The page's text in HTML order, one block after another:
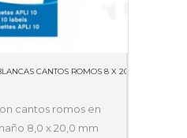
CANTOS ROMOS 8 X 20MM 01633
cantos romos en
8,0 x 20,0 mm